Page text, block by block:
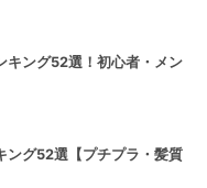
キング52選！初心者・メン
ング52選【プチプラ・髪質